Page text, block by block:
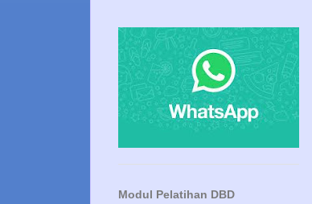
Modul Pelatihan DBD